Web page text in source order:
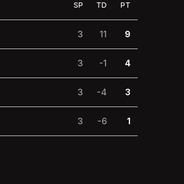
SP TD PT
3 11 9
3 -1 4
3 -4 3
3 -6 1